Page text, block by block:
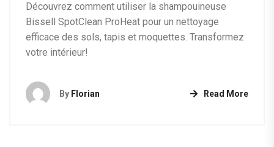
Découvrez comment utiliser la shampouineuse
Bissell SpotClean ProHeat pour un nettoyage
efficace des sols, tapis et moquettes. Transformez
votre intérieur!
By Florian Read More